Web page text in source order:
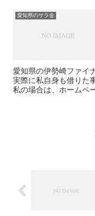
愛知県のサラ金
愛知県の伊勢崎ファイ
実際に私自身も借りた
私の場合は、ホームペ